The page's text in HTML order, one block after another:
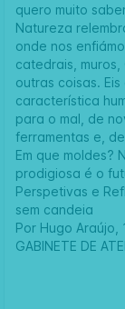
quero muito
Natureza
onde nos
catedrais,
outras coisas.
característica
para o mal, de
ferramentas e,
Em que moldes?
prodigiosa é o
Perspetivas e
sem candeia
Por Hugo Araújo,
GABINETE DE